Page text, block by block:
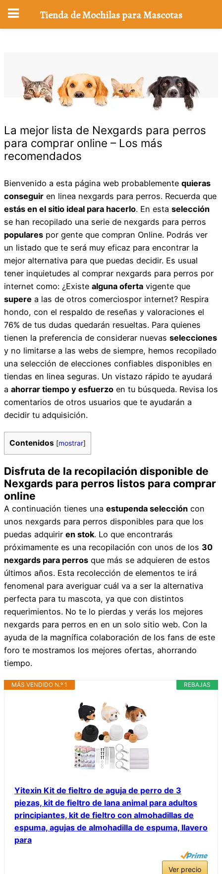
La mejor lista de Nexgards para perros
para comprar online – Los más
recomendados
Bienvenido a esta página web probablemente quieras
conseguir en linea nexgards para perros. Recuerda que
estás en el sitio ideal para hacerlo. En esta selección
se han recopilado una serie de nexgards para perros
populares por gente que compran Online. Podrás ver
un listado que te será muy eficaz para encontrar la
mejor alternativa para que puedas decidir. Es usual
tener inquietudes al comprar nexgards para perros por
internet como: ¿Existe alguna oferta vigente que
supere a las de otros comerciospor internet? Respira
hondo, con el respaldo de reseñas y valoraciones el
76% de tus dudas quedarán resueltas. Para quienes
tienen la preferencia de considerar nuevas selecciones
y no limitarse a las webs de siempre, hemos recopilado
una selección de elecciones confiables disponibles en
tiendas en linea seguras. Un vistazo rápido te ayudará
a ahorrar tiempo y esfuerzo en tu búsqueda. Revisa los
comentarios de otros usuarios que te ayudarán a
decidir tu adquisición.
Contenidos [mostrar]
Disfruta de la recopilación disponible de
Nexgards para perros listos para comprar
online
A continuación tienes una estupenda selección con
unos nexgards para perros disponibles para que los
puedas adquirir en stok. Lo que encontrarás
próximamente es una recopilación con unos de los 30
nexgards para perros que más se adquieren de estos
últimos años. Esta recolección de elementos te irá
fenomenal para averiguar cuál va a ser la alternativa
perfecta para tu mascota, ya que con distintos
requerimientos. No te lo pierdas y verás los mejores
nexgards para perros en en un solo sitio web. Con la
ayuda de la magnífica colaboración de los fans de este
foro te mostramos los mejores ofertas, ahorrando
tiempo.
REBAJAS
MÁS VENDIDO N.º 1
Yitexin Kit de fieltro de aguja de perro de 3
piezas, kit de fieltro de lana animal para adultos
principiantes, kit de fieltro con almohadillas de
espuma, agujas de almohadilla de espuma, llavero
para
Ver precio
Tienda de Mochilas para Mascotas